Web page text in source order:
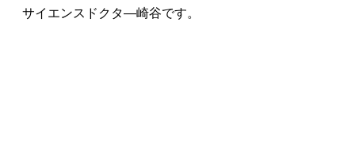
サイエンスドクタ—崎谷です。